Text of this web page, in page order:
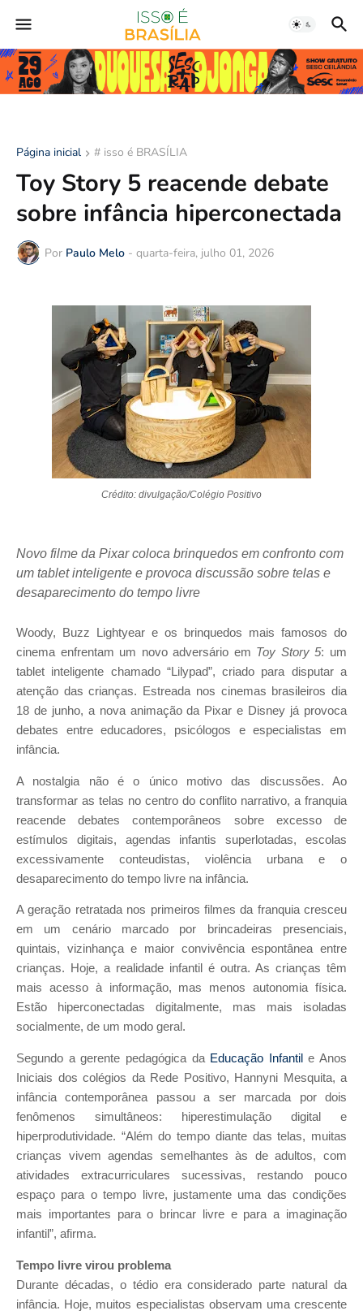
Página inicial # isso é BRASÍLIA
Toy Story 5 reacende debate
sobre infância hiperconectada
Por Paulo Melo - quarta-feira, julho 01, 2026
Crédito: divulgação/Colégio Positivo
Novo filme da Pixar coloca brinquedos em confronto com
um tablet inteligente e provoca discussão sobre telas e
desaparecimento do tempo livre
Woody, Buzz Lightyear e os brinquedos mais famosos do
cinema enfrentam um novo adversário em Toy Story 5: um
tablet inteligente chamado “Lilypad”, criado para disputar a
atenção das crianças. Estreada nos cinemas brasileiros dia
18 de junho, a nova animação da Pixar e Disney já provoca
debates entre educadores, psicólogos e especialistas em
infância.
A nostalgia não é o único motivo das discussões. Ao
transformar as telas no centro do conflito narrativo, a franquia
reacende debates contemporâneos sobre excesso de
estímulos digitais, agendas infantis superlotadas, escolas
excessivamente conteudistas, violência urbana e o
desaparecimento do tempo livre na infância.
A geração retratada nos primeiros filmes da franquia cresceu
em um cenário marcado por brincadeiras presenciais,
quintais, vizinhança e maior convivência espontânea entre
crianças. Hoje, a realidade infantil é outra. As crianças têm
mais acesso à informação, mas menos autonomia física.
Estão hiperconectadas digitalmente, mas mais isoladas
socialmente, de um modo geral.
Segundo a gerente pedagógica da Educação Infantil e Anos
Iniciais dos colégios da Rede Positivo, Hannyni Mesquita, a
infância contemporânea passou a ser marcada por dois
fenômenos simultâneos: hiperestimulação digital e
hiperprodutividade. “Além do tempo diante das telas, muitas
crianças vivem agendas semelhantes às de adultos, com
atividades extracurriculares sucessivas, restando pouco
espaço para o tempo livre, justamente uma das condições
mais importantes para o brincar livre e para a imaginação
infantil”, afirma.
Tempo livre virou problema
Durante décadas, o tédio era considerado parte natural da
infância. Hoje, muitos especialistas observam uma crescente